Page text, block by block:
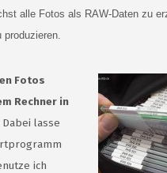
alle Fotos als RAW-Daten zu
Fotos
Rechner in
Dabei lasse
ich